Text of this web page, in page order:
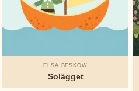
Tusen
ELSA BESKOW
Solägget